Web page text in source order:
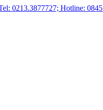
0213.3877727; Hotline: